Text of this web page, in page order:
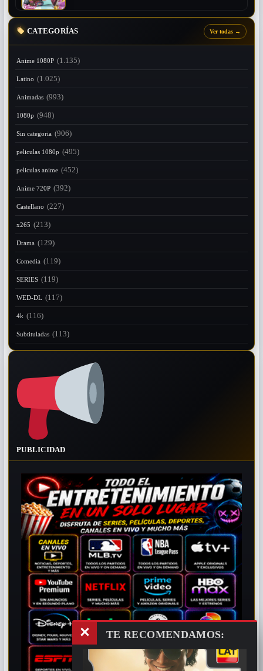
CATEGORÍAS Ver todas →
Anime 1080P (1.135)
Latino (1.025)
Animadas (993)
1080p (948)
Sin categoria (906)
peliculas 1080p (495)
peliculas anime (452)
Anime 720P (392)
Castellano (227)
x265 (213)
Drama (129)
Comedia (119)
SERIES (119)
WED-DL (117)
4k (116)
Subtituladas (113)
PUBLICIDAD
× TE RECOMENDAMOS: